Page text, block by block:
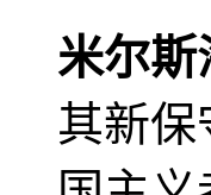
米尔斯
其新